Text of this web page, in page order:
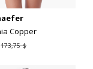
Copper
173,75 $